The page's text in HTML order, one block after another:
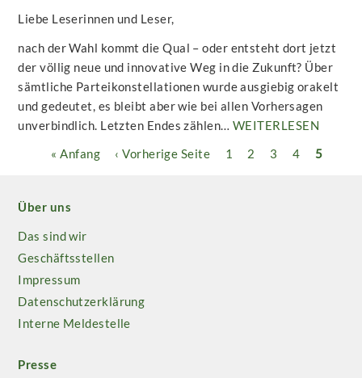
Liebe Leserinnen und Leser,
nach der Wahl kommt die Qual – oder entsteht dort jetzt
der völlig neue und innovative Weg in die Zukunft? Über
sämtliche Parteikonstellationen wurde ausgiebig orakelt
und gedeutet, es bleibt aber wie bei allen Vorhersagen
unverbindlich. Letzten Endes zählen…WEITERLESEN
Seitennummerierung
Erste
« Anfang
Vorherige
‹ Vorherige Seite Seite
1 Seite
2 Seite
3 Seite
4 5
Über uns
Das sind wir
Geschäftsstellen
Impressum
Datenschutzerklärung
Interne Meldestelle
Presse